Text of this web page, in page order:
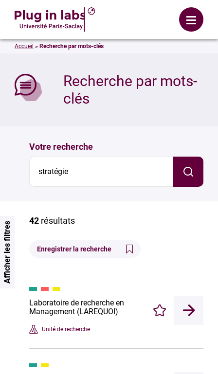
Menu
Recherche par mots-
clés
Accueil » Recherche par mots-clés
Votre recherche
42 résultats
Enregistrer la recherche
Laboratoire de recherche en
Management (LAREQUOI)
Unité de recherche
Enregistrer
Afficher les filtres